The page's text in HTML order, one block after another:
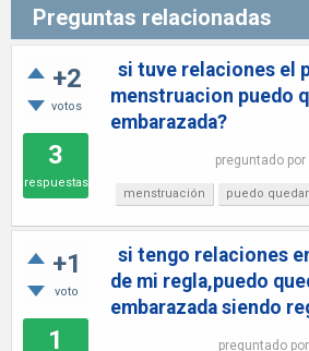
Preguntas relacionadas
+2
votos
3
respuestas
si tuve relaciones el
menstruacion puedo
embarazada?
preguntado por
menstruación puedo
+1
voto
1
si tengo relaciones
de mi regla,puedo
embarazada siendo
preguntado por